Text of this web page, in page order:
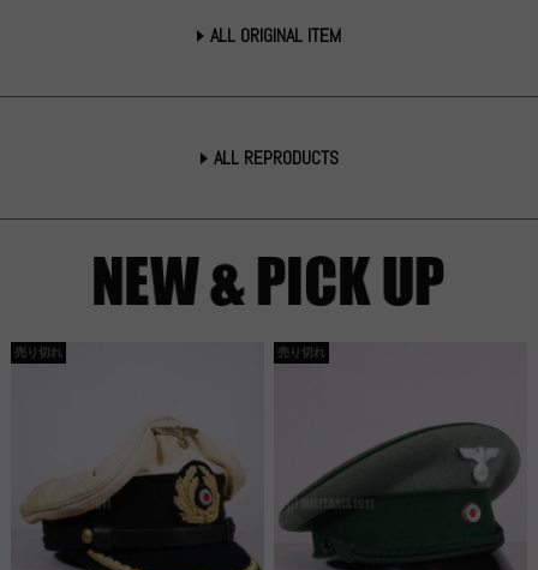
ALL ORIGINAL ITEM
ALL REPRODUCTS
売り切れ 売り切れ